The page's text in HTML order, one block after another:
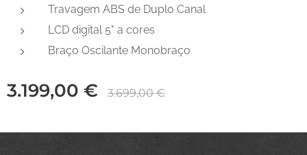
Travagem ABS de Duplo Canal
LCD digital 5" a cores
Braço Oscilante Monobraço
3.199,00 € 3.699,00€